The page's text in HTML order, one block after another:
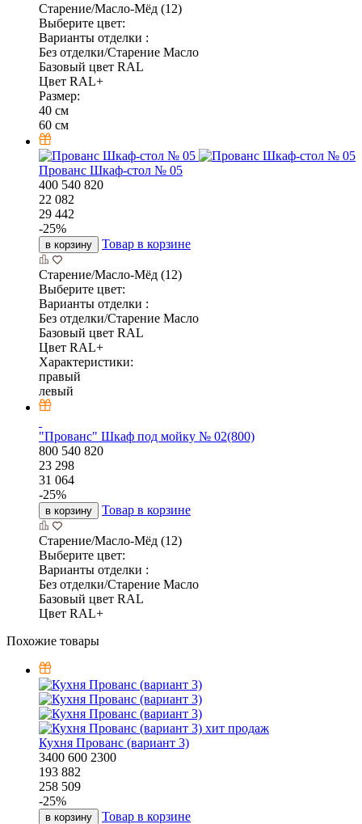
Старение/Масло-Мёд (12)
Выберите цвет:
Варианты отделки :
Без отделки/Старение Масло
Базовый цвет RAL
Цвет RAL+
Размер:
40 см
60 см
Прованс Шкаф-стол № 05
400 540 820
22 082
29 442
-25%
в корзину Товар в корзине
Старение/Масло-Мёд (12)
Выберите цвет:
Варианты отделки :
Без отделки/Старение Масло
Базовый цвет RAL
Цвет RAL+
Характеристики:
правый
левый
"Прованс" Шкаф под мойку № 02(800)
800 540 820
23 298
31 064
-25%
в корзину Товар в корзине
Старение/Масло-Мёд (12)
Выберите цвет:
Варианты отделки :
Без отделки/Старение Масло
Базовый цвет RAL
Цвет RAL+
Похожие товары
хит продаж
Кухня Прованс (вариант 3)
3400 600 2300
193 882
258 509
-25%
в корзину Товар в корзине